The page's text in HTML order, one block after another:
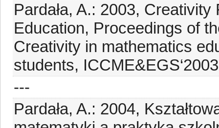
Pardała, A.: 2003,
Education, Proceedings of
Creativity in mathematics
students,
---
Pardała, A.: 2004,